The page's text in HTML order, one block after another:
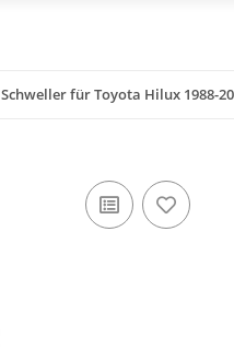
Schweller für Toyota Hilux 1988-